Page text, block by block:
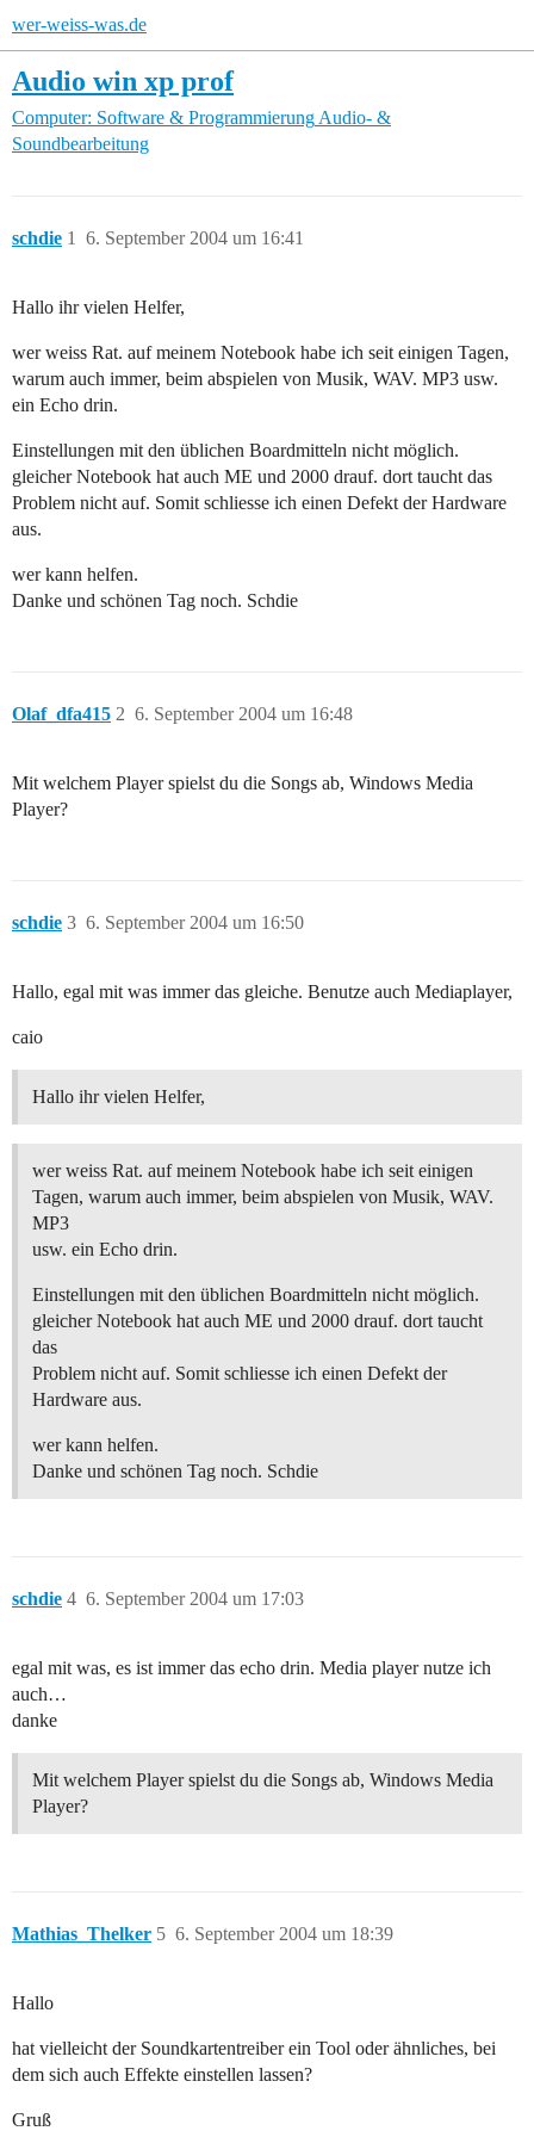
wer-weiss-was.de
Audio win xp prof
Computer: Software & Programmierung Audio- &
Soundbearbeitung
schdie 6. September 2004 um 16:41
1
Hallo ihr vielen Helfer,
wer weiss Rat. auf meinem Notebook habe ich seit einigen Tagen,
warum auch immer, beim abspielen von Musik, WAV. MP3 usw.
ein Echo drin.
Einstellungen mit den üblichen Boardmitteln nicht möglich.
gleicher Notebook hat auch ME und 2000 drauf. dort taucht das
Problem nicht auf. Somit schliesse ich einen Defekt der Hardware
aus.
wer kann helfen.
Danke und schönen Tag noch. Schdie
Olaf_dfa415 6. September 2004 um 16:48
2
Mit welchem Player spielst du die Songs ab, Windows Media
Player?
schdie 6. September 2004 um 16:50
3
Hallo, egal mit was immer das gleiche. Benutze auch Mediaplayer,
caio
Hallo ihr vielen Helfer,
wer weiss Rat. auf meinem Notebook habe ich seit einigen
Tagen, warum auch immer, beim abspielen von Musik, WAV.
MP3
usw. ein Echo drin.
Einstellungen mit den üblichen Boardmitteln nicht möglich.
gleicher Notebook hat auch ME und 2000 drauf. dort taucht
das
Problem nicht auf. Somit schliesse ich einen Defekt der
Hardware aus.
wer kann helfen.
Danke und schönen Tag noch. Schdie
schdie 6. September 2004 um 17:03
4
egal mit was, es ist immer das echo drin. Media player nutze ich
auch…
danke
Mit welchem Player spielst du die Songs ab, Windows Media
Player?
Mathias_Thelker 6. September 2004 um 18:39
5
Hallo
hat vielleicht der Soundkartentreiber ein Tool oder ähnliches, bei
dem sich auch Effekte einstellen lassen?
Gruß